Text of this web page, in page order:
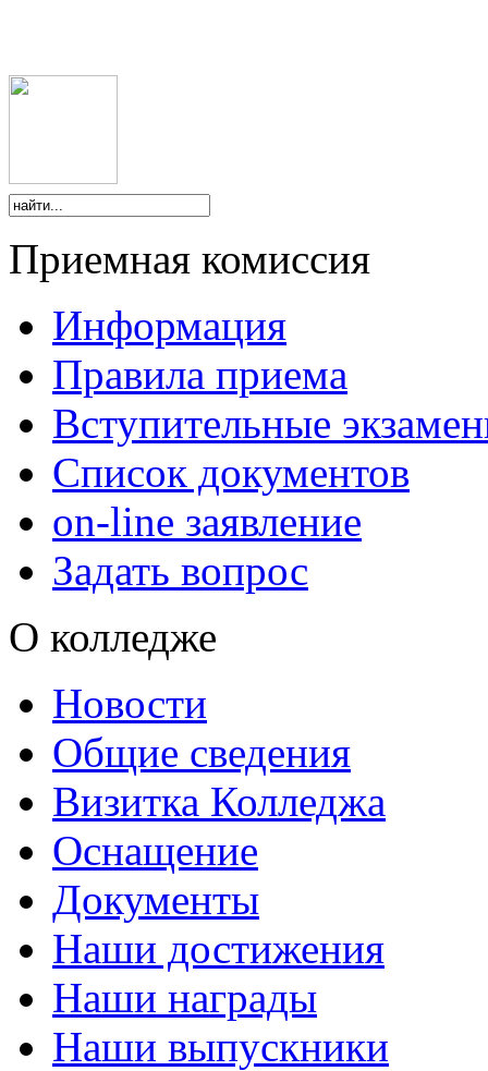
Приемная комиссия
Информация
Правила приема
Вступительные
Список документов
on-line заявление
Задать вопрос
О колледже
Новости
Общие сведения
Визитка Колледжа
Оснащение
Документы
Наши достижения
Наши награды
Наши выпускники